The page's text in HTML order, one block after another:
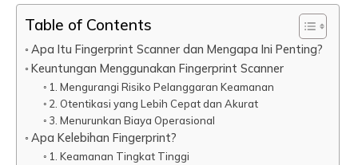
Table of Contents
Apa Itu Fingerprint Scanner dan Mengapa Ini Penting?
Keuntungan Menggunakan Fingerprint Scanner
1. Mengurangi Risiko Pelanggaran Keamanan
2. Otentikasi yang Lebih Cepat dan Akurat
3. Menurunkan Biaya Operasional
Apa Kelebihan Fingerprint?
1. Keamanan Tingkat Tinggi